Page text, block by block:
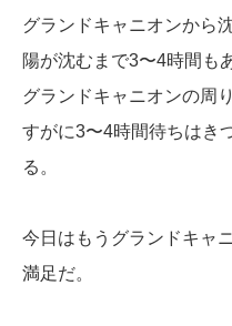
グランドキャニオンから
陽が沈むまで3〜4時間も
グランドキャニオンの周
すがに3〜4時間待ちはき
る。
今日はもうグランドキャ
満足だ。